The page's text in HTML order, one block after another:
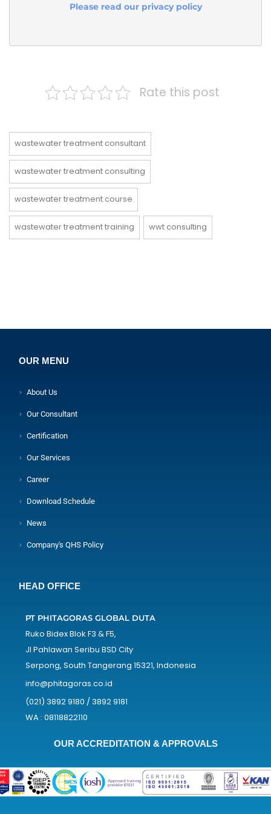
Please read our privacy policy
Rate this post
wastewater treatment consultant
wastewater treatment consulting
wastewater treatment course
wastewater treatment training wwt consulting
OUR MENU
About Us
Our Consultant
Certification
Our Services
Career
Download Schedule
News
Company's QHS Policy
HEAD OFFICE
PT PHITAGORAS GLOBAL DUTA
Ruko Bidex Blok F3 & F5,
Jl Pahlawan Seribu BSD City
Serpong, South Tangerang 15321, Indonesia
info@phitagoras.co.id
(021) 3892 9180 / 3892 9181
WA : 08118822110
OUR ACCREDITATION & APPROVALS